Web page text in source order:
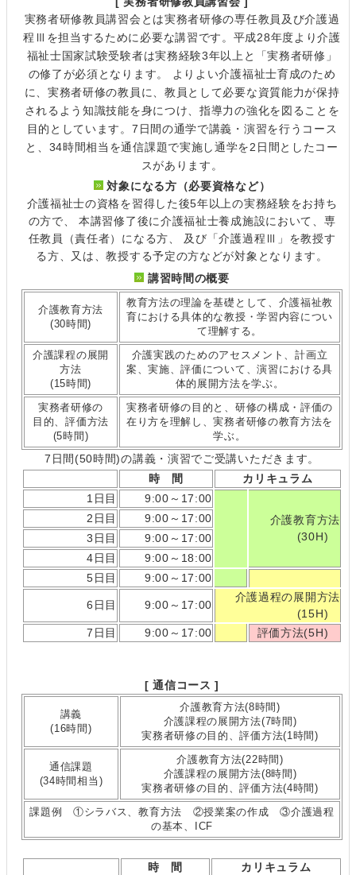
実務者研修教員講習会とは実務者研修の専任教員及び介護過
程Ⅲを担当するために必要な講習です。平成28年度より介護
福祉士国家試験受験者は実務経験3年以上と「実務者研修」
の修了が必須となります。 よりよい介護福祉士育成のため
に、実務者研修の教員に、教員として必要な資質能力が保持
されるよう知識技能を身につけ、指導力の強化を図ることを
目的としています。7日間の通学で講義・演習を行うコース
と、34時間相当を通信課題で実施し通学を2日間としたコー
スがあります。
対象になる方（必要資格など）
介護福祉士の資格を習得した後5年以上の実務経験をお持ち
の方で、 本講習修了後に介護福祉士養成施設において、専
任教員（責任者）になる方、 及び「介護過程Ⅲ」を教授す
る方、又は、教授する予定の方などが対象となります。
講習時間の概要
介護教育方法
(30時間)
教育方法の理論を基礎として、介護福祉教
育における具体的な教授・学習内容につい
て理解する。
介護課程の展開
方法
(15時間)
介護実践のためのアセスメント、計画立
案、実施、評価について、演習における具
体的展開方法を学ぶ。
実務者研修の
目的、評価方法
(5時間)
実務者研修の目的と、研修の構成・評価の
在り方を理解し、実務者研修の教育方法を
学ぶ。
7日間(50時間)の講義・演習でご受講いただきます。
時 間
カリキュラム
1日目
9:00～17:00
介護教育方法
(30H)
2日目
9:00～17:00
3日目
9:00～17:00
4日目
9:00～18:00
5日目
9:00～17:00
6日目 9:00～17:00
介護過程の展開方法
(15H)
7日目
9:00～17:00 評価方法(5H)
[ 通信コース ]
講義
(16時間)
介護教育方法(8時間)
介護課程の展開方法(7時間)
実務者研修の目的、評価方法(1時間)
通信課題
(34時間相当)
介護教育方法(22時間)
介護課程の展開方法(8時間)
実務者研修の目的、評価方法(4時間)
課題例 ①シラバス、教育方法 ②授業案の作成 ③介護過程
の基本、ICF
時 間
カリキュラム